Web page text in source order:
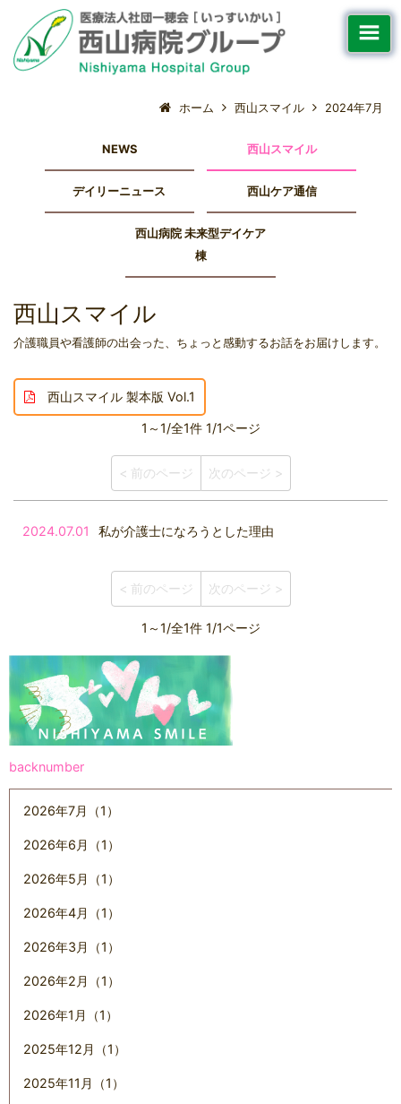
ホーム 西山スマイル 2024年7月
NEWS 西山スマイル
デイリーニュース 西山ケア通信
西山病院 未来型デイケア
棟
西山スマイル
介護職員や看護師の出会った、ちょっと感動するお話をお届けします。
西山スマイル 製本版 Vol.1
1～1/全1件 1/1ページ
< 前のページ 次のページ >
2024.07.01 私が介護士になろうとした理由
< 前のページ 次のページ >
1～1/全1件 1/1ページ
backnumber
2026年7月（1）
2026年6月（1）
2026年5月（1）
2026年4月（1）
2026年3月（1）
2026年2月（1）
2026年1月（1）
2025年12月（1）
2025年11月（1）